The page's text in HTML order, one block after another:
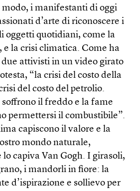
modo, i manifestanti di oggi
d’arte di riconoscere i
oggetti quotidiani, come la
e la crisi climatica. Come ha
attivisti in un video girato
“la crisi del costo della
del costo del petrolio.
il freddo e la fame
permettersi il combustibile”.
capiscono il valore e la
mondo naturale,
capiva Van Gogh. I girasoli,
i mandorli in fiore: la
d’ispirazione e sollievo per